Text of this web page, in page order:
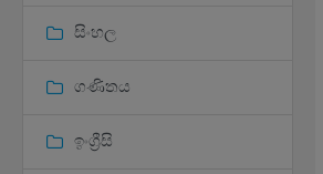
සිංහල
ගණිතය
ඉංග්‍රීසි